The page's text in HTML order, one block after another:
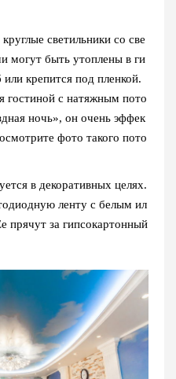
светильники со све
могут быть утоплены в ги
крепится под пленкой.
гостиной с натяжным пото
ночь», он очень эффек
фото такого пото
в декоративных целях.
ленту с белым ил
прячут за гипсокартонный